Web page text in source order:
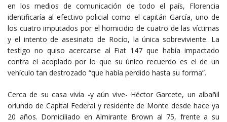
en los medios de comunicación de todo el país, Florencia
identificaría al efectivo policial como el capitán García, uno de
los cuatro imputados por el homicidio de cuatro de las víctimas
y el intento de asesinato de Rocío, la única sobreviviente. La
testigo no quiso acercarse al Fiat 147 que había impactado
contra el acoplado por lo que su único recuerdo es el de un
vehículo tan destrozado “que había perdido hasta su forma”.
Cerca de su casa vivía -y aún vive- Héctor Garcete, un albañil
oriundo de Capital Federal y residente de Monte desde hace ya
20 años. Domiciliado en Almirante Brown al 75, frente a su